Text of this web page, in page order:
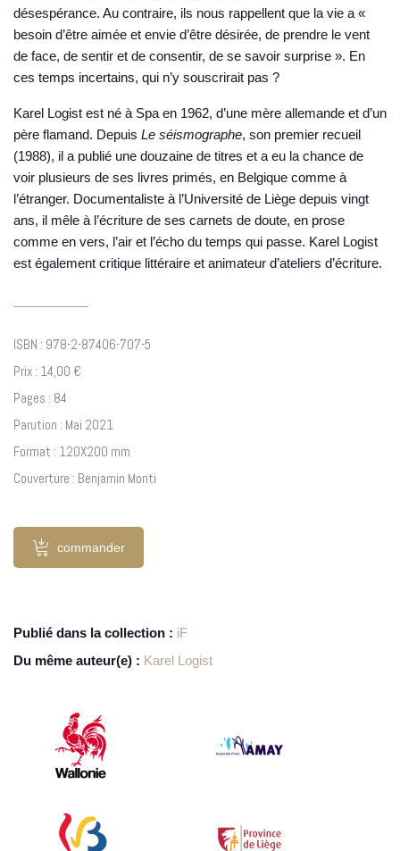
désespérance. Au contraire, ils nous rappellent que la vie a «
besoin d’être aimée et envie d’être désirée, de prendre le vent
de face, de sentir et de consentir, de se savoir surprise ». En
ces temps incertains, qui n’y souscrirait pas ?
Karel Logist est né à Spa en 1962, d’une mère allemande et d’un
père flamand. Depuis Le séismographe, son premier recueil
(1988), il a publié une douzaine de titres et a eu la chance de
voir plusieurs de ses livres primés, en Belgique comme à
l’étranger. Documentaliste à l’Université de Liège depuis vingt
ans, il mêle à l’écriture de ses carnets de doute, en prose
comme en vers, l’air et l’écho du temps qui passe. Karel Logist
est également critique littéraire et animateur d’ateliers d’écriture.
ISBN : 978-2-87406-707-5
Prix : 14,00 €
Pages : 84
Parution : Mai 2021
Format : 120X200 mm
Couverture : Benjamin Monti
commander
Publié dans la collection : iF
Du même auteur(e) : Karel Logist